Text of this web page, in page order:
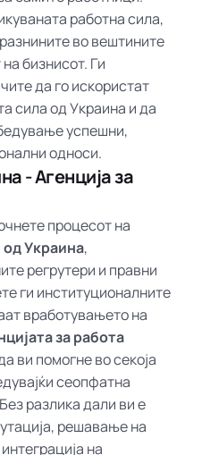
работна сила,
во вештините
бизнисот. Ги
да го искористат
сила од Украина и да
успешни,
односи.
- Агенција за
процесот на
Украина,
регрутери и правни
ги институционалните
вработувањето на
за работа
ви помогне во секоја
сеопфатна
разлика дали ви е
решавање на
на